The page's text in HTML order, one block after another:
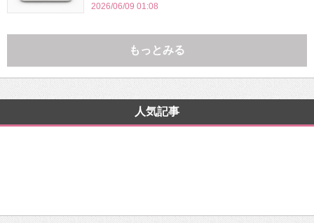
2026/06/09 01:08
もっとみる
人気記事